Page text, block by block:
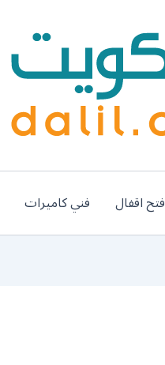
فتح اقفال فني كاميرات